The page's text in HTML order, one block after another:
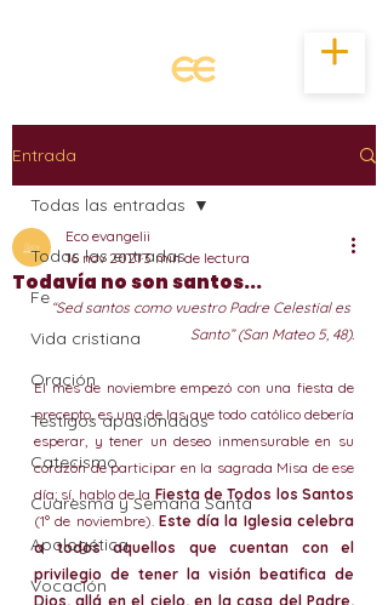
Entrada
Todas las entradas
Fe
Vida cristiana
Oración
Testigos apasionados
Catecismo
Cuaresma y Semana Santa
Apologética
Vocación
Todas las entradas
Todavía no son santos...
Eco evangelii
16 nov 20213 min de lectura
“Sed santos como vuestro Padre Celestial es
Santo” (San Mateo 5, 48).
El mes de noviembre empezó con una fiesta de
precepto, es una de las que todo católico debería
esperar, y tener un deseo inmensurable en su
corazón de participar en la sagrada Misa de ese
día; sí, hablo de la Fiesta de Todos los Santos
(1° de noviembre). Este día la Iglesia celebra
a todos aquellos que cuentan con el
privilegio de tener la visión beatifica de
Dios, allá en el cielo, en la casa del Padre,